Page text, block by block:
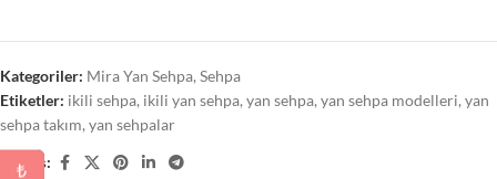
Kategoriler: Mira Yan Sehpa, Sehpa
Etiketler: ikili sehpa, ikili yan sehpa, yan sehpa, yan sehpa modelleri, yan
sehpa takım, yan sehpalar
Paylaş:
₺